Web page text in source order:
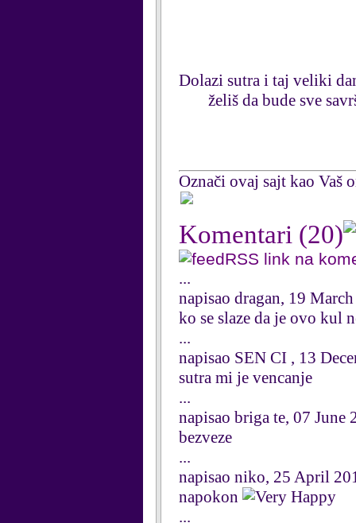
Dolazi sutra i taj veliki
želiš da bude sve
Označi ovaj sajt kao Vaš
Komentari (20)
RSS link na
...
napisao dragan, 19
ko se slaze da je ovo kul
...
napisao SEN CI , 13
sutra mi je vencanje
...
napisao briga te, 07 June
bezveze
...
napisao niko, 25 April
napokon
...